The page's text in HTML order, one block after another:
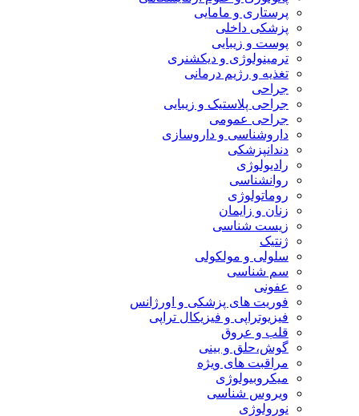
پرستاری و مامایی
پزشکی داخلی
پوست و زیبایی
ترمینولوژی و دیکشنری
تغذیه و رژیم درمانی
جراحی
جراحی پلاستیک و زیبایی
جراحی عمومی
داروشناسی و داروسازی
دندانپزشکی
رادیولوژی
روانشناسی
روماتولوژی
زنان و زایمان
زیست شناسی
ژنتیک
سلولی و مولکولی
سم شناسی
عفونی
فوریت های پزشکی و اورژانس
فیزیوتراپی و فیزیکال تراپی
قلب و عروق
گوش،حلق و بینی
مراقبت های ویژه
میکروبیولوژی
ویروس شناسی
نورولوژی